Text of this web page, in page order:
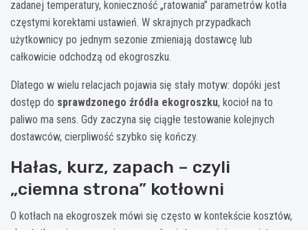
zadanej temperatury, konieczność „ratowania” parametrów kotła
częstymi korektami ustawień. W skrajnych przypadkach
użytkownicy po jednym sezonie zmieniają dostawcę lub
całkowicie odchodzą od ekogroszku.
Dlatego w wielu relacjach pojawia się stały motyw: dopóki jest
dostęp do sprawdzonego źródła ekogroszku, kocioł na to
paliwo ma sens. Gdy zaczyna się ciągłe testowanie kolejnych
dostawców, cierpliwość szybko się kończy.
Hałas, kurz, zapach – czyli
„ciemna strona” kotłowni
O kotłach na ekogroszek mówi się często w kontekście kosztów,